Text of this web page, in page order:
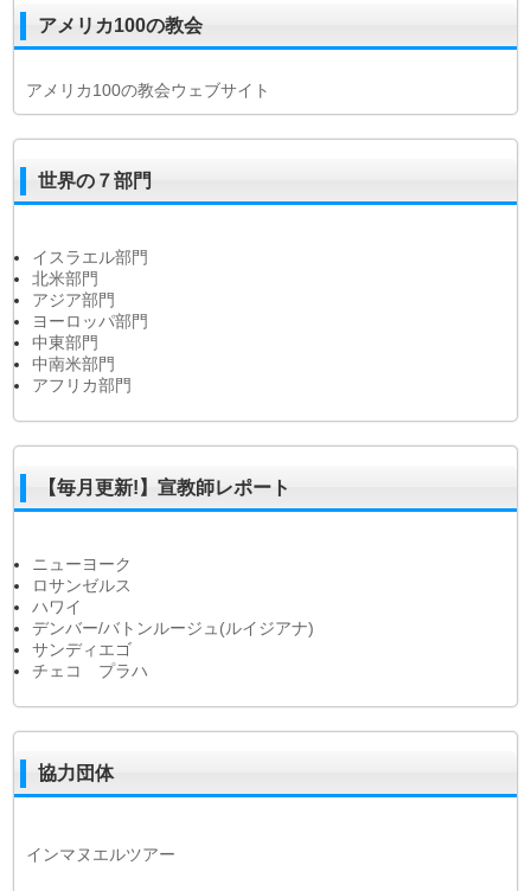
アメリカ100の教会
アメリカ100の教会ウェブサイト
世界の７部門
イスラエル部門
北米部門
アジア部門
ヨーロッパ部門
中東部門
中南米部門
アフリカ部門
【毎月更新!】宣教師レポート
ニューヨーク
ロサンゼルス
ハワイ
デンバー/バトンルージュ(ルイジアナ)
サンディエゴ
チェコ プラハ
協力団体
インマヌエルツアー